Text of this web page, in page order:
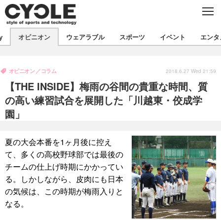
C
製品/用品
衣類
飲食
バックナンバー
コラム
インプレ
ボイス
デバイス
ビジネス
国内
スポーツ
写真
動画
イベント
スポーツ
ツアー
文化
芸能
出版／映画
話題
ファッション
デザイン
写真
ライフ
社会
政治
ハウツー
オピニオン ウェアラブル スポーツ イベント エンタ
【THE INSIDE】梅雨の谷間の貴重な時間、質
の高い練習試合を展開した「川越東・佼成学
園」
オピニオン コラム 2018.6.27 Wed 21:59
夏の大会本番を1ヶ月後に控え
て、多くの高校野球部では最後の
チームの仕上げ時期にかかってい
る。しかしながら、皮肉にも日本
の気候は、この時期が梅雨入りと
なる。